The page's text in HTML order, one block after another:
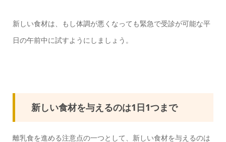
新しい食材は、もし体調が悪くなっても緊急で受診が可能な平
日の午前中に試すようにしましょう。
新しい食材を与えるのは1日1つまで
離乳食を進める注意点の一つとして、新しい食材を与えるのは